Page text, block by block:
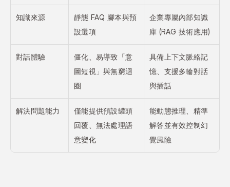
知識來源
靜態 FAQ 腳本與預
設選項
企業專屬內部知識
庫 (RAG 技術應用)
對話體驗
僵化、易導致「意
圖短視」與無窮迴
圈
具備上下文脈絡記
憶、支援多輪對話
與插話
解決問題能力
僅能提供預設罐頭
回覆、無法處理語
意變化
能動態推理、精準
解答並有效控制幻
覺風險